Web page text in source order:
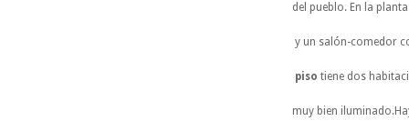
del pueblo. En la
y un salón-comedor
piso tiene dos
muy bien